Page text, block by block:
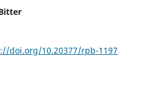
doi.org/10.20377/rpb-1197